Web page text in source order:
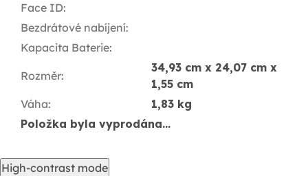
Face ID:
Bezdrátové nabíjení:
Kapacita Baterie:
Rozměr:
34,93 cm x 24,07 cm x
1,55 cm
Váha:
1,83 kg
Položka byla vyprodána…
High-contrast mode